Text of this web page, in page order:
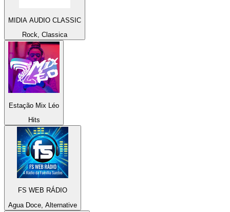
MIDIA AUDIO CLASSIC
Rock, Classica
Estação Mix Léo
Hits
FS WEB RÁDIO
Agua Doce, Alternative